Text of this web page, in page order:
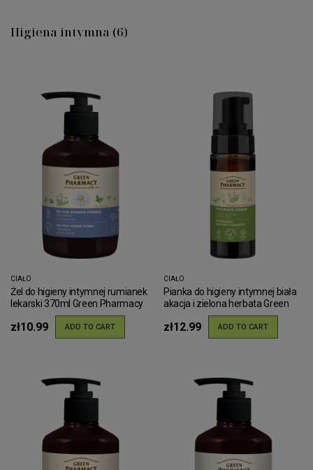
Higiena intymna (6)
CIAŁO
Żel do higieny intymnej rumianek
lekarski 370ml Green Pharmacy
zł10.99 ADD TO CART
CIAŁO
Pianka do higieny intymnej biała
akacja i zielona herbata Green
Pharmacy 150ml
zł12.99 ADD TO CART